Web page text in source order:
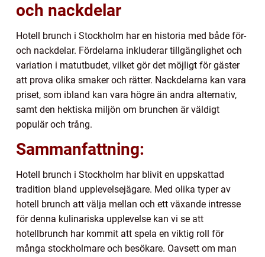
och nackdelar
Hotell brunch i Stockholm har en historia med både för-
och nackdelar. Fördelarna inkluderar tillgänglighet och
variation i matutbudet, vilket gör det möjligt för gäster
att prova olika smaker och rätter. Nackdelarna kan vara
priset, som ibland kan vara högre än andra alternativ,
samt den hektiska miljön om brunchen är väldigt
populär och trång.
Sammanfattning:
Hotell brunch i Stockholm har blivit en uppskattad
tradition bland upplevelsejägare. Med olika typer av
hotell brunch att välja mellan och ett växande intresse
för denna kulinariska upplevelse kan vi se att
hotellbrunch har kommit att spela en viktig roll för
många stockholmare och besökare. Oavsett om man